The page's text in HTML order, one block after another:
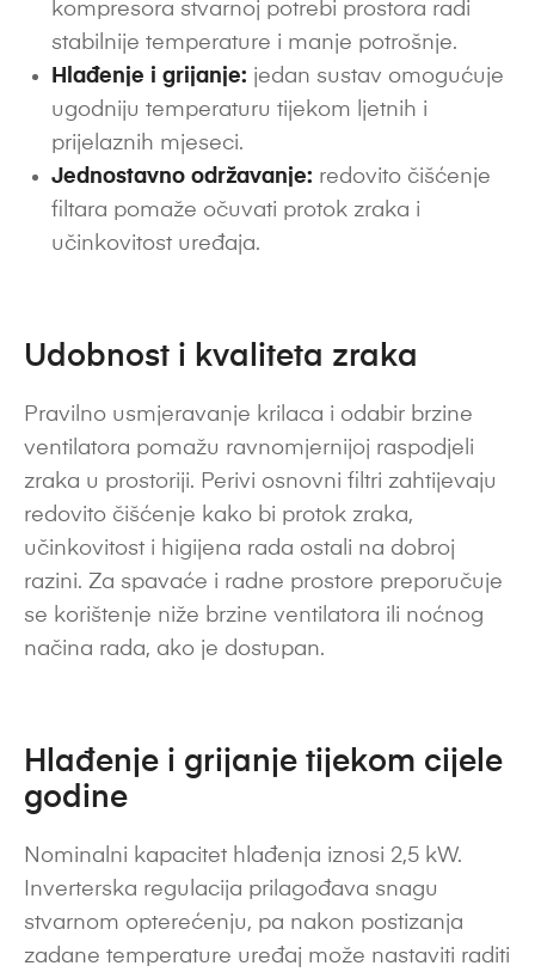
kompresora stvarnoj potrebi prostora radi
stabilnije temperature i manje potrošnje.
Hlađenje i grijanje: jedan sustav omogućuje
ugodniju temperaturu tijekom ljetnih i
prijelaznih mjeseci.
Jednostavno održavanje: redovito čišćenje
filtara pomaže očuvati protok zraka i
učinkovitost uređaja.
Udobnost i kvaliteta zraka
Pravilno usmjeravanje krilaca i odabir brzine
ventilatora pomažu ravnomjernijoj raspodjeli
zraka u prostoriji. Perivi osnovni filtri zahtijevaju
redovito čišćenje kako bi protok zraka,
učinkovitost i higijena rada ostali na dobroj
razini. Za spavaće i radne prostore preporučuje
se korištenje niže brzine ventilatora ili noćnog
načina rada, ako je dostupan.
Hlađenje i grijanje tijekom cijele
godine
Nominalni kapacitet hlađenja iznosi 2,5 kW.
Inverterska regulacija prilagođava snagu
stvarnom opterećenju, pa nakon postizanja
zadane temperature uređaj može nastaviti raditi